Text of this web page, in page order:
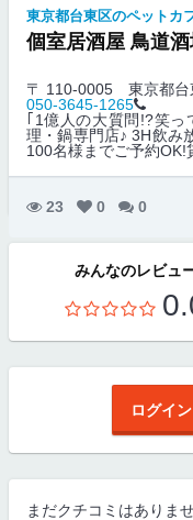
東京都台東区のペットカ
個室居酒屋 鳥道
〒 110-0005
東京都
050-3645-1265
｢1億人の大質問!?笑
理・鍋専門店♪ 3H飲み
100名様までご予約OK!
23 0 0
みんなのレビュ
ログイ
まだクチコミはありま